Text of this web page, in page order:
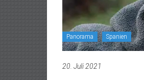
Panorama Spanien
20. Juli 2021